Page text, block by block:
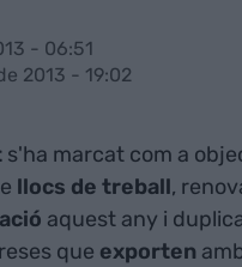
- 06:51
2013 - 19:02
s'ha marcat com a
llocs de treball,
aquest any i
que exporten